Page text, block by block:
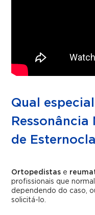
Qual
de
Ortopedistas e
profissionais que
dependendo do caso,
solicitá-lo.